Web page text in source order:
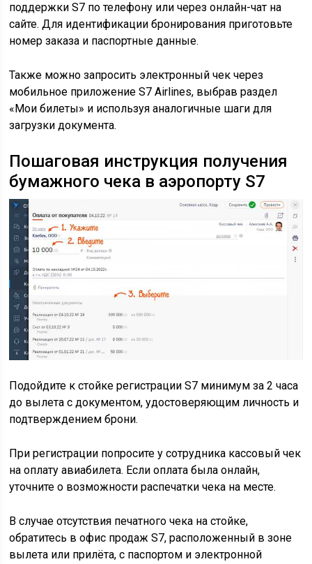
поддержки S7 по телефону или через онлайн-чат на
сайте. Для идентификации бронирования приготовьте
номер заказа и паспортные данные.
Также можно запросить электронный чек через
мобильное приложение S7 Airlines, выбрав раздел
«Мои билеты» и используя аналогичные шаги для
загрузки документа.
Пошаговая инструкция получения
бумажного чека в аэропорту S7
Подойдите к стойке регистрации S7 минимум за 2 часа
до вылета с документом, удостоверяющим личность и
подтверждением брони.
При регистрации попросите у сотрудника кассовый чек
на оплату авиабилета. Если оплата была онлайн,
уточните о возможности распечатки чека на месте.
В случае отсутствия печатного чека на стойке,
обратитесь в офис продаж S7, расположенный в зоне
вылета или прилёта, с паспортом и электронной